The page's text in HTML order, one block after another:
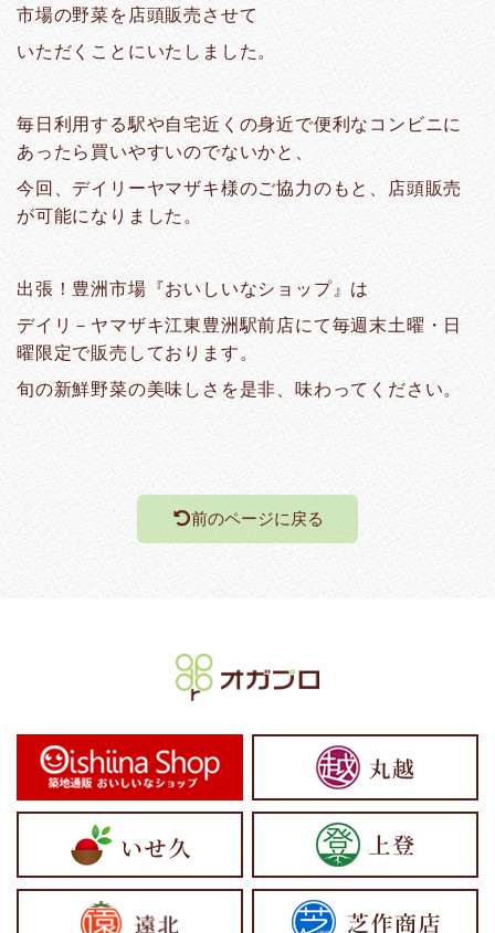
市場の野菜を店頭販売させて
いただくことにいたしました。
毎日利用する駅や自宅近くの身近で便利なコンビニに
あったら買いやすいのでないかと、
今回、デイリーヤマザキ様のご協力のもと、店頭販売
が可能になりました。
出張！豊洲市場『おいしいなショップ』は
デイリ－ヤマザキ江東豊洲駅前店にて毎週末土曜・日
曜限定で販売しております。
旬の新鮮野菜の美味しさを是非、味わってください。
前のページに戻る